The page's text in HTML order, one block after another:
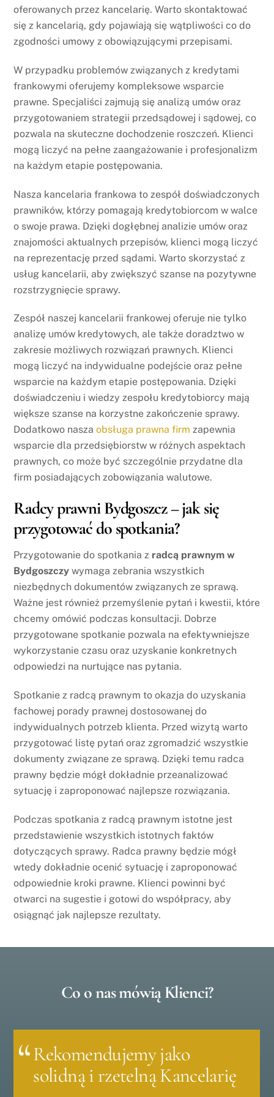
oferowanych przez kancelarię. Warto skontaktować
się z kancelarią, gdy pojawiają się wątpliwości co do
zgodności umowy z obowiązującymi przepisami.
W przypadku problemów związanych z kredytami
frankowymi oferujemy kompleksowe wsparcie
prawne. Specjaliści zajmują się analizą umów oraz
przygotowaniem strategii przedsądowej i sądowej, co
pozwala na skuteczne dochodzenie roszczeń. Klienci
mogą liczyć na pełne zaangażowanie i profesjonalizm
na każdym etapie postępowania.
Nasza kancelaria frankowa to zespół doświadczonych
prawników, którzy pomagają kredytobiorcom w walce
o swoje prawa. Dzięki dogłębnej analizie umów oraz
znajomości aktualnych przepisów, klienci mogą liczyć
na reprezentację przed sądami. Warto skorzystać z
usług kancelarii, aby zwiększyć szanse na pozytywne
rozstrzygnięcie sprawy.
Zespół naszej kancelarii frankowej oferuje nie tylko
analizę umów kredytowych, ale także doradztwo w
zakresie możliwych rozwiązań prawnych. Klienci
mogą liczyć na indywidualne podejście oraz pełne
wsparcie na każdym etapie postępowania. Dzięki
doświadczeniu i wiedzy zespołu kredytobiorcy mają
większe szanse na korzystne zakończenie sprawy.
Dodatkowo naszaobsługa prawna firm zapewnia
wsparcie dla przedsiębiorstw w różnych aspektach
prawnych, co może być szczególnie przydatne dla
firm posiadających zobowiązania walutowe.
Radcy prawni Bydgoszcz – jak się
przygotować do spotkania?
Przygotowanie do spotkania z radcą prawnym w
Bydgoszczy wymaga zebrania wszystkich
niezbędnych dokumentów związanych ze sprawą.
Ważne jest również przemyślenie pytań i kwestii, które
chcemy omówić podczas konsultacji. Dobrze
przygotowane spotkanie pozwala na efektywniejsze
wykorzystanie czasu oraz uzyskanie konkretnych
odpowiedzi na nurtujące nas pytania.
Spotkanie z radcą prawnym to okazja do uzyskania
fachowej porady prawnej dostosowanej do
indywidualnych potrzeb klienta. Przed wizytą warto
przygotować listę pytań oraz zgromadzić wszystkie
dokumenty związane ze sprawą. Dzięki temu radca
prawny będzie mógł dokładnie przeanalizować
sytuację i zaproponować najlepsze rozwiązania.
Podczas spotkania z radcą prawnym istotne jest
przedstawienie wszystkich istotnych faktów
dotyczących sprawy. Radca prawny będzie mógł
wtedy dokładnie ocenić sytuację i zaproponować
odpowiednie kroki prawne. Klienci powinni być
otwarci na sugestie i gotowi do współpracy, aby
osiągnąć jak najlepsze rezultaty.
Co o nas mówią Klienci?
Profesjonalizm,
terminowość i otwartość w
Rekomendujemy jako
solidną i rzetelną Kancelarię
Kancelaria w pełni
wywiązała się ze swoich
Profesjonalizm,
terminowość i otwartość w
Rekomendujemy jako
solidną i rzetelną Kancelarię